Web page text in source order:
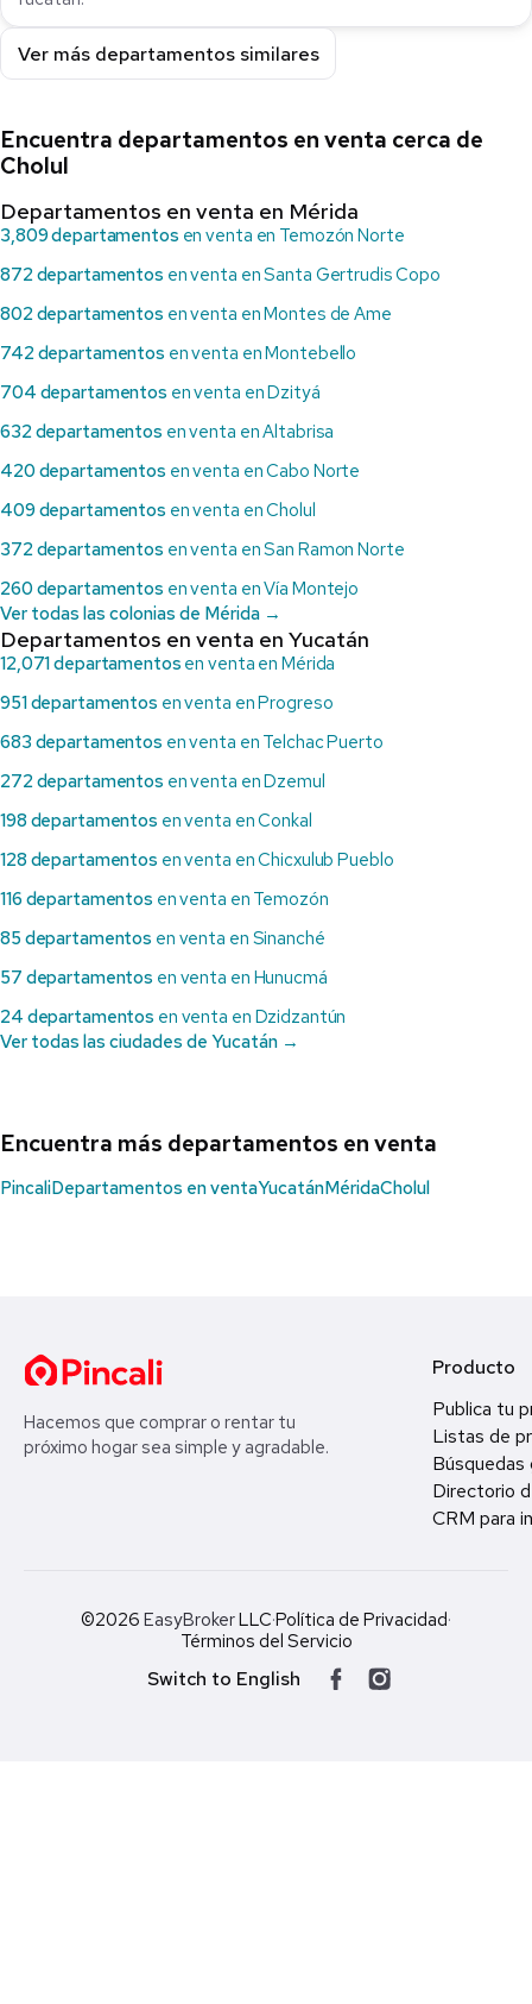
Ver más departamentos similares
Encuentra departamentos en venta cerca de
Cholul
Departamentos en venta en Mérida
3,809 departamentos en venta en Temozón Norte
872 departamentos en venta en Santa Gertrudis Copo
802 departamentos en venta en Montes de Ame
742 departamentos en venta en Montebello
704 departamentos en venta en Dzityá
632 departamentos en venta en Altabrisa
420 departamentos en venta en Cabo Norte
409 departamentos en venta en Cholul
372 departamentos en venta en San Ramon Norte
260 departamentos en venta en Vía Montejo
Ver todas las colonias de Mérida →
Departamentos en venta en Yucatán
12,071 departamentos en venta en Mérida
951 departamentos en venta en Progreso
683 departamentos en venta en Telchac Puerto
272 departamentos en venta en Dzemul
198 departamentos en venta en Conkal
128 departamentos en venta en Chicxulub Pueblo
116 departamentos en venta en Temozón
85 departamentos en venta en Sinanché
57 departamentos en venta en Hunucmá
24 departamentos en venta en Dzidzantún
Ver todas las ciudades de Yucatán →
Encuentra más departamentos en venta
PincaliDepartamentos en ventaYucatánMéridaCholul
Hacemos que comprar o rentar tu
próximo hogar sea simple y agradable.
Producto
Publica tu
Listas de
Búsquedas
Directorio
CRM para
©2026 EasyBrokerLLC·Política de Privacidad·
Términos del Servicio
Switch to English